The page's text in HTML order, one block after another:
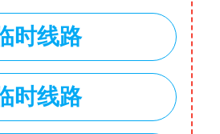
时线路
时线路